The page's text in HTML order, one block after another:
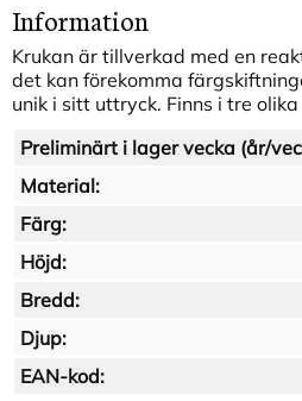
Information
Krukan är tillverkad med en
det kan förekomma
unik i sitt uttryck. Finns i tre
Preliminärt i lager vecka (år/
Material:
Färg:
Höjd:
Bredd:
Djup:
EAN-kod: